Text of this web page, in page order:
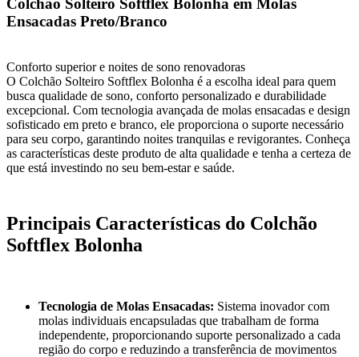
Colchão Solteiro Softflex Bolonha em Molas
Ensacadas Preto/Branco
Conforto superior e noites de sono renovadoras
O Colchão Solteiro Softflex Bolonha é a escolha ideal para quem
busca qualidade de sono, conforto personalizado e durabilidade
excepcional. Com tecnologia avançada de molas ensacadas e design
sofisticado em preto e branco, ele proporciona o suporte necessário
para seu corpo, garantindo noites tranquilas e revigorantes. Conheça
as características deste produto de alta qualidade e tenha a certeza de
que está investindo no seu bem-estar e saúde.
Principais Características do Colchão
Softflex Bolonha
Tecnologia de Molas Ensacadas: Sistema inovador com
molas individuais encapsuladas que trabalham de forma
independente, proporcionando suporte personalizado a cada
região do corpo e reduzindo a transferência de movimentos